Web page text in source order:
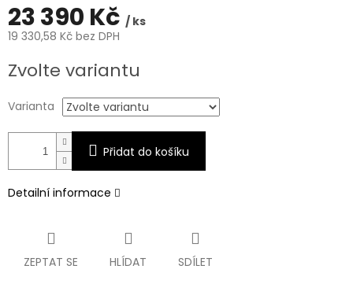
23 390 Kč / ks
19 330,58 Kč bez DPH
cena:
Zvolte variantu
Varianta
Přidat do košíku
Detailní informace
ZEPTAT SE HLÍDAT SDÍLET